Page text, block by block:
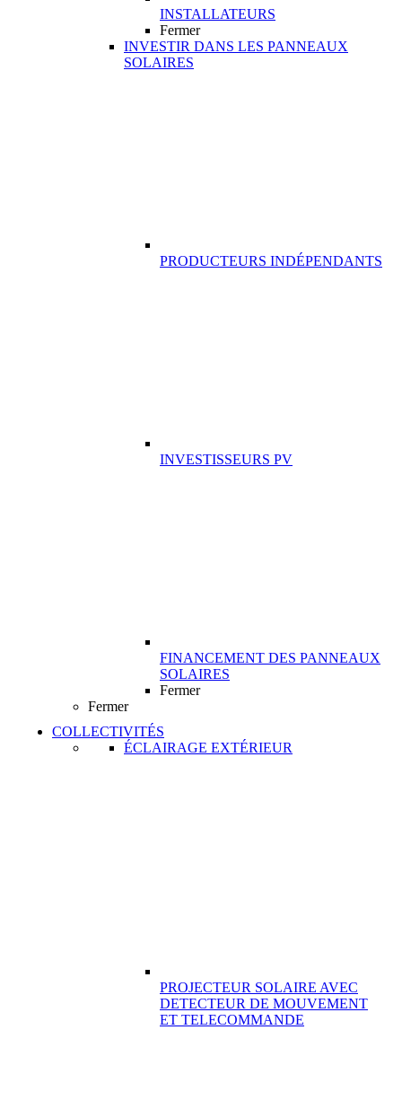
INSTALLATEURS
Fermer
INVESTIR DANS LES PANNEAUX
SOLAIRES
PRODUCTEURS INDÉPENDANTS
INVESTISSEURS PV
FINANCEMENT DES PANNEAUX
SOLAIRES
Fermer
Fermer
COLLECTIVITÉS
ÉCLAIRAGE EXTÉRIEUR
PROJECTEUR SOLAIRE AVEC
DETECTEUR DE MOUVEMENT
ET TELECOMMANDE